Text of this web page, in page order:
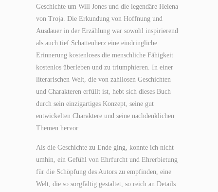
Geschichte um Will Jones und die legendäre Helena
von Troja. Die Erkundung von Hoffnung und
Ausdauer in der Erzählung war sowohl inspirierend
als auch tief Schattenherz eine eindringliche
Erinnerung kostenloses die menschliche Fähigkeit
kostenlos überleben und zu triumphieren. In einer
literarischen Welt, die von zahllosen Geschichten
und Charakteren erfüllt ist, hebt sich dieses Buch
durch sein einzigartiges Konzept, seine gut
entwickelten Charaktere und seine nachdenklichen
Themen hervor.
Als die Geschichte zu Ende ging, konnte ich nicht
umhin, ein Gefühl von Ehrfurcht und Ehrerbietung
für die Schöpfung des Autors zu empfinden, eine
Welt, die so sorgfältig gestaltet, so reich an Details